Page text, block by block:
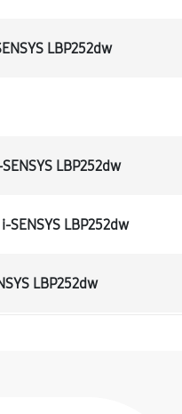
LBP252dw
LBP252dw
LBP252dw
LBP252dw